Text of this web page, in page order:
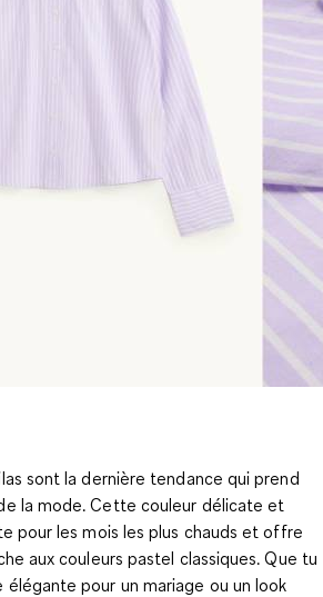
sont la dernière tendance qui prend
la mode. Cette couleur délicate et
pour les mois les plus chauds et offre
aux couleurs pastel classiques. Que tu
élégante pour un mariage ou un look